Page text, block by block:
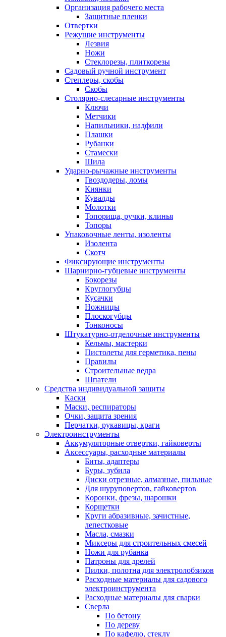
Организация рабочего места
Защитные пленки
Отвертки
Режущие инструменты
Лезвия
Ножи
Стеклорезы, плиткорезы
Садовый ручной инструмент
Степлеры, скобы
Скобы
Столярно-слесарные инструменты
Ключи
Метчики
Напильники, надфили
Плашки
Рубанки
Стамески
Шила
Ударно-рычажные инструменты
Гвоздодеры, ломы
Киянки
Кувалды
Молотки
Топорища, ручки, клинья
Топоры
Упаковочные ленты, изоленты
Изолента
Скотч
Фиксирующие инструменты
Шарнирно-губцевые инструменты
Бокорезы
Круглогубцы
Кусачки
Ножницы
Плоскогубцы
Тонконосы
Штукатурно-отделочные инструменты
Кельмы, мастерки
Пистолеты для герметика, пены
Правилы
Строительные ведра
Шпатели
Средства индивидуальной защиты
Каски
Маски, респираторы
Очки, защита зрения
Перчатки, рукавицы, краги
Электроинструменты
Аккумуляторные отвертки, гайковерты
Аксессуары, расходные материалы
Биты, адаптеры
Буры, зубила
Диски отрезные, алмазные, пильные
Для шуруповертов, гайковертов
Коронки, фрезы, шарошки
Корщетки
Круги абразивные, зачистные,
лепестковые
Масла, смазки
Миксеры для строительных смесей
Ножи для рубанка
Патроны для дрелей
Пилки, полотна для электролобзиков
Расходные материалы для садового
электроинструмента
Расходные материалы для сварки
Сверла
По бетону
По дереву
По кафелю, стеклу